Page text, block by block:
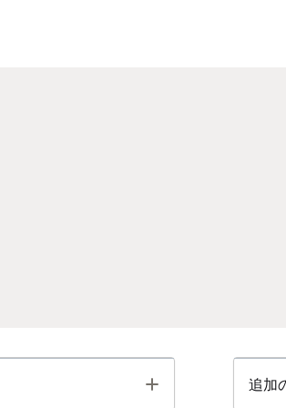
Toggle 追加